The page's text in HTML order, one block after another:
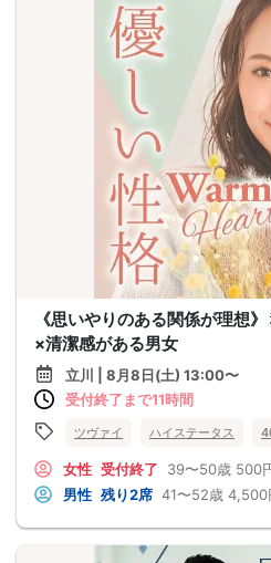
《思いやりのある関係が理想
×清潔感がある男女
立川 | 8月8日(土) 13:00〜
受付終了まで11時間
ツヴァイ ハイステータス
女性 受付終了 39〜50歳 500
男性 残り2席 41〜52歳 4,500